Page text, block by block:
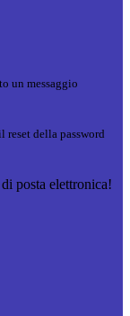
un messaggio
reset della password
posta elettronica!